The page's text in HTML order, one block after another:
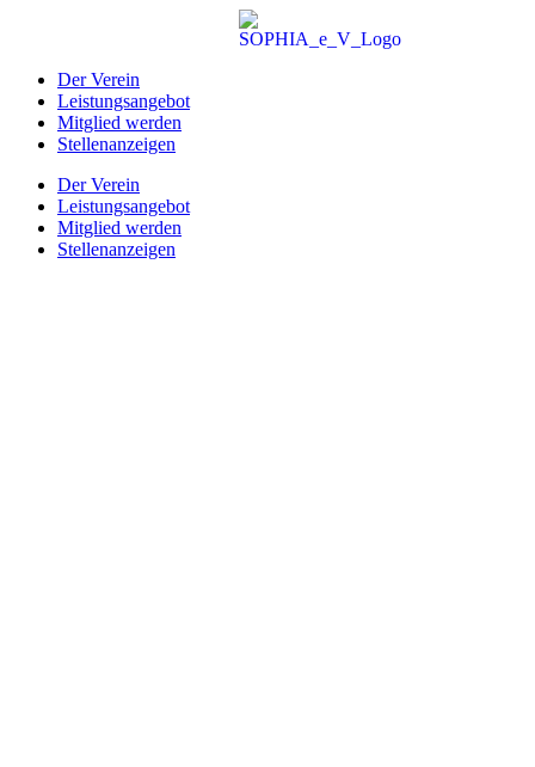
Der Verein
Leistungsangebot
Mitglied werden
Stellenanzeigen
Der Verein
Leistungsangebot
Mitglied werden
Stellenanzeigen